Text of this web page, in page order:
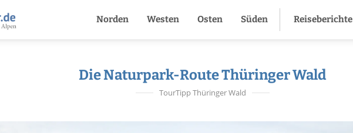
Norden Westen Osten Süden Reiseberichte
Die Naturpark-Route Thüringer Wald
TourTipp Thüringer Wald